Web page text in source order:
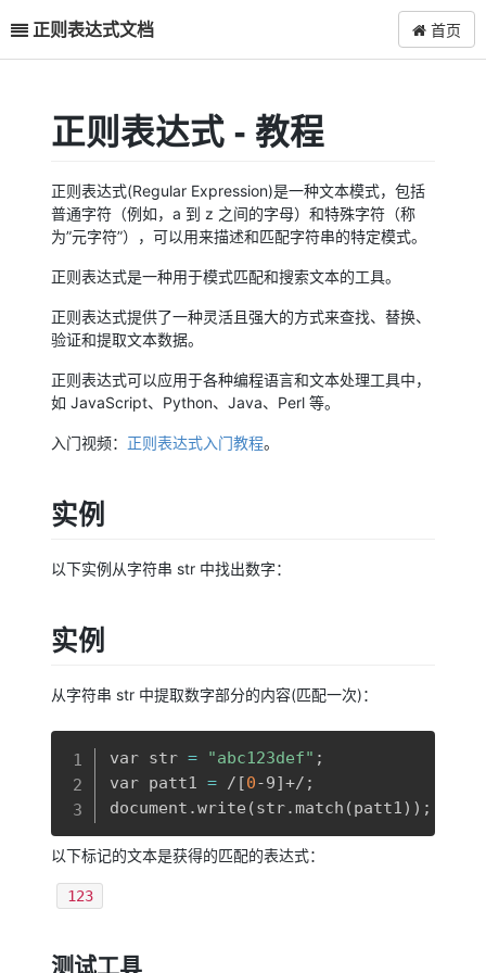
正则表达式文档 首页
正则表达式 - 教程
正则表达式(Regular Expression)是一种文本模式，包括
普通字符（例如，a 到 z 之间的字母）和特殊字符（称
为”元字符”），可以用来描述和匹配字符串的特定模式。
正则表达式是一种用于模式匹配和搜索文本的工具。
正则表达式提供了一种灵活且强大的方式来查找、替换、
验证和提取文本数据。
正则表达式可以应用于各种编程语言和文本处理工具中，
如 JavaScript、Python、Java、Perl 等。
入门视频： 正则表达式入门教程。
实例
以下实例从字符串 str 中找出数字：
实例
从字符串 str 中提取数字部分的内容(匹配一次)：
var str = "abc123def" ;
var patt1 = / [0-9]+/ ;
document.write (str.match (patt1)) ;
以下标记的文本是获得的匹配的表达式：
123
测试工具